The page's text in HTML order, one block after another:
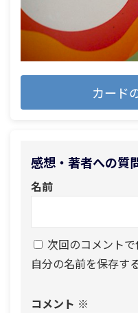
カード
感想・著者への質
名前
次回のコメント
自分の名前を保存する
コメント ※